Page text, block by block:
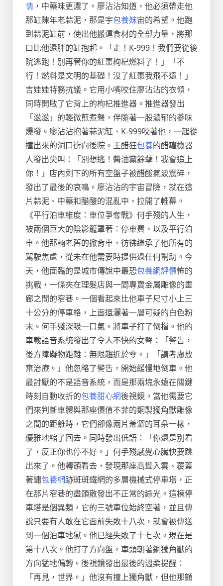
情 ，中藥味更濃了。廖沾沾知道，他必須帶走他
那缸陳年老蒜泥，那是宇包養妹宙的希望。他跑
到蒜泥缸前，使出他搬運食材的全部力量，將那
口比他還胖的缸抱起。「走！K-999！我們要從後
院逃跑！別再管你的紅棗枸杞燃料了！」「不
行！燃料是文明的基礎！沒了紅棗我飛不遠！」
吉娃娃特務抗議。它用小嘴咬住廖沾沾的衣領，
同時開啟了它背上的枸杞推進器。推進器發出
「滋滋」的輕微煎煮聲，伴隨著一股濃郁的蔘味
爆發。廖沾沾抱著蒜泥缸、K-999咬著他，一起從
撞出來的洞口衝向後院。王醋狂包養的醋罐機器
人發出尖叫：「別想逃！醬油黨餘孽！我會追上
你！」店內剩下的所有空盤子被醋酸氣波震碎，
發出了最後的哀鳴。廖沾沾的宇宙冒險，就在這
片蒜泥、中藥和醋酸的混亂中，拉開了帷幕。
《平行泊車維度：車位爭奪戰》何手殘的人生，
被兩個巨大的陰影籠罩著：停車費，以及平行泊
車。他那輛老舊的掀背車，彷彿繼承了他所有的
駕駛焦慮，從未在他需要時提供過任何幫助。今
天，他面臨的是城市傳說中最恐包養網評價怖的
挑戰，一條夾在理髮店與一間專賣金屬雕像的畫
廊之間的窄巷。一個看起來比他車子尺寸小上三
十公分的停車格，上面還灑著一層可疑的白色粉
末。何手殘深吸一口氣。將車子打了倒檔。他的
車載語音系統發出了令人不快的女聲：「警告，
後方障礙物距離：無限趨近於零。」「請考慮放
棄治療。」他忽略了警告，開始緩慢地倒車。他
最討厭的不是語音系統，而是那兩塊永遠在關鍵
時刻自動收折的包養甜心網後視鏡。當他需要它
們來判斷車體與那座價值不菲的銅製獨角獸雕像
之間的距離時，它們卻像兩片羞澀的耳朵一樣，
優雅地縮了回去。同時發出低語：「你還是別看
了，反正你也停不好。」何手殘感覺心臟快要跳
出來了。他轉頭看去，發現那座高聳入雲、覆蓋
著鏽包養網跡斑斑鐵網的多層機械式停車塔，正
在那片窄巷的盡頭散發出不正常的綠光。這棟停
車塔是個異類，它的三號車位始終空著，並且傳
說只要有人敢在它面前失敗十八次，就會被傳送
到一個泊車地獄。他已經失敗了十七次。現在是
第十八次。他打了方向盤，車頭朝著銅獨角獸的
方向猛地偏轉。後視鏡發出最後的溫柔提醒：
「再見，世界。」他沒有撞上獨角獸，但他那顫